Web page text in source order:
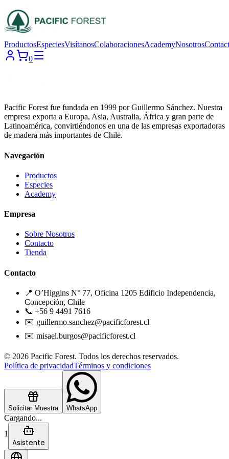
ProductosEspeciesVisítanosColaboracionesAcademyNosotros
0
Pacific Forest fue fundada en 1999 por Guillermo Sánchez. Nuestra
empresa exporta a Europa, Asia, Australia, África y gran parte de
Latinoamérica, convirtiéndonos en una de las empresas exportadoras
de madera más importantes de Chile.
Navegación
Productos
Especies
Academy
Empresa
Sobre Nosotros
Contacto
Tienda
Contacto
📍 O’Higgins N° 77, Oficina 1205 Edificio Independencia,
Concepción, Chile
📞 +56 9 4491 7616
✉️ guillermo.sanchez@pacificforest.cl
✉️ misael.burgos@pacificforest.cl
© 2026 Pacific Forest. Todos los derechos reservados.
Política de privacidadTérminos y condiciones
Solicitar Muestra WhatsApp
Cargando...
1
Asistente